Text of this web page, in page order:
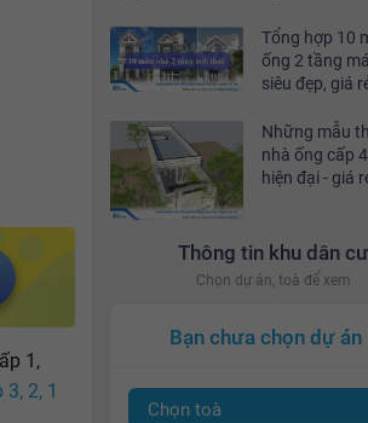
Tổng hợp 10
ống 2 tầng
siêu đẹp, giá
Những mẫu
nhà ống cấp
hiện đại - giá
Thông tin khu dân cư
Chọn dự án, toà để xem
Bạn chưa chọn dự án
Chọn toà
1,
2, 1